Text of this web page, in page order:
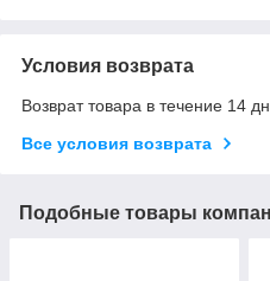
Условия возврата
Возврат товара в течение 14
Все условия возврата
Подобные товары